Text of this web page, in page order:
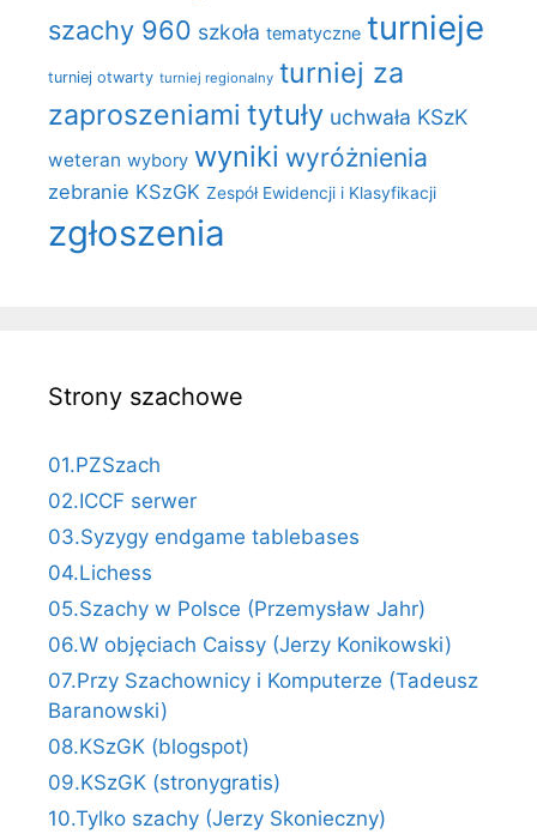
szachy 960 szkoła tematyczne turnieje
turniej otwarty turniej regionalny turniej za
zaproszeniami tytuły uchwała KSzK
weteran wybory wyniki wyróżnienia
zebranie KSzGK Zespół Ewidencji i Klasyfikacji
zgłoszenia
Strony szachowe
01.PZSzach
02.ICCF serwer
03.Syzygy endgame tablebases
04.Lichess
05.Szachy w Polsce (Przemysław Jahr)
06.W objęciach Caissy (Jerzy Konikowski)
07.Przy Szachownicy i Komputerze (Tadeusz
Baranowski)
08.KSzGK (blogspot)
09.KSzGK (stronygratis)
10.Tylko szachy (Jerzy Skonieczny)